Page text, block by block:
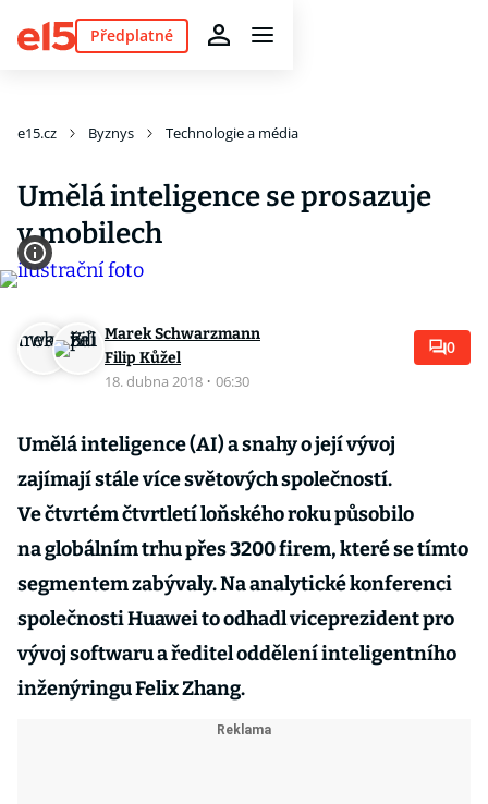
Předplatné
e15.cz Byznys Technologie a média
Umělá inteligence se prosazuje
v mobilech
Marek Schwarzmann
Filip Kůžel
18. dubna 2018 · 06:30
0
Umělá inteligence (AI) a snahy o její vývoj
zajímají stále více světových společností.
Ve čtvrtém čtvrtletí loňského roku působilo
na globálním trhu přes 3200 firem, které se tímto
segmentem zabývaly. Na analytické konferenci
společnosti Huawei to odhadl viceprezident pro
vývoj softwaru a ředitel oddělení inteligentního
inženýringu Felix Zhang.